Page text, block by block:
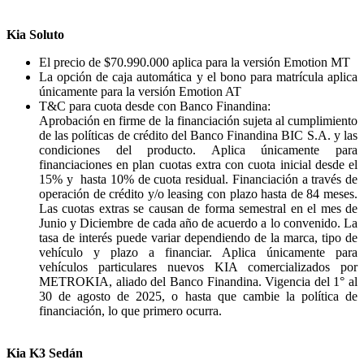
Kia Soluto
El precio de $70.990.000 aplica para la versión Emotion MT
La opción de caja automática y el bono para matrícula aplica
únicamente para la versión Emotion AT
T&C para cuota desde con Banco Finandina:
Aprobación en firme de la financiación sujeta al cumplimiento
de las políticas de crédito del Banco Finandina BIC S.A. y las
condiciones del producto. Aplica únicamente para
financiaciones en plan cuotas extra con cuota inicial desde el
15% y hasta 10% de cuota residual. Financiación a través de
operación de crédito y/o leasing con plazo hasta de 84 meses.
Las cuotas extras se causan de forma semestral en el mes de
Junio y Diciembre de cada año de acuerdo a lo convenido. La
tasa de interés puede variar dependiendo de la marca, tipo de
vehículo y plazo a financiar. Aplica únicamente para
vehículos particulares nuevos KIA comercializados por
METROKIA, aliado del Banco Finandina. Vigencia del 1° al
30 de agosto de 2025, o hasta que cambie la política de
financiación, lo que primero ocurra.
Kia K3 Sedán